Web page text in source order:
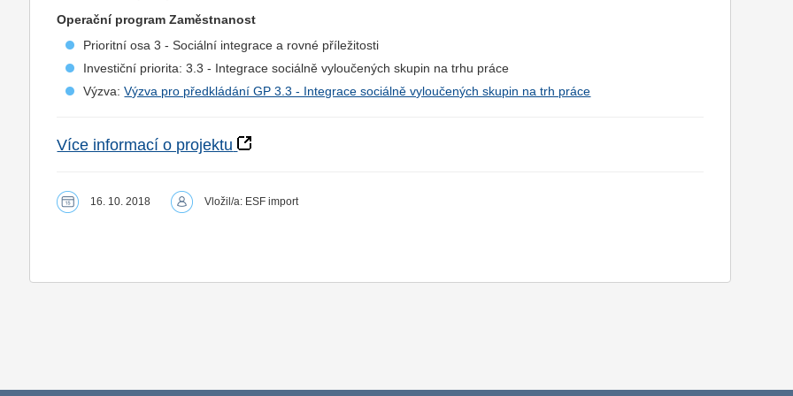
Operační program Zaměstnanost
Prioritní osa 3 - Sociální integrace a rovné příležitosti
Investiční priorita: 3.3 - Integrace sociálně vyloučených skupin na trhu práce
Výzva:Výzva pro předkládání GP 3.3 - Integrace sociálně vyloučených skupin na trh práce
Více informací o projektu
16. 10. 2018 Vložil/a: ESF import